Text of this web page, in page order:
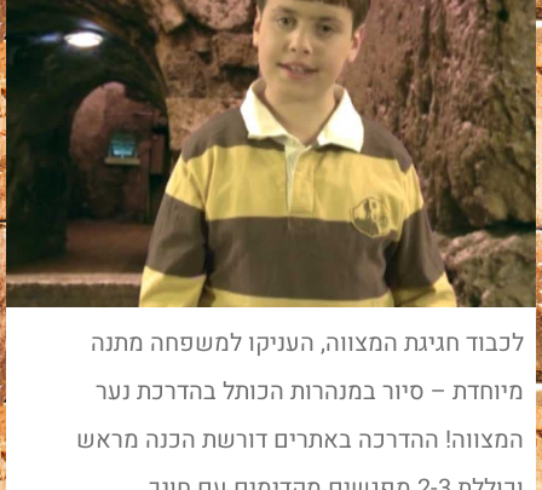
לכבוד חגיגת המצווה, העניקו למשפחה מתנה
מיוחדת – סיור במנהרות הכותל בהדרכת נער
המצווה! ההדרכה באתרים דורשת הכנה מראש